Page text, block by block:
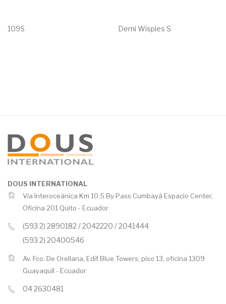
109S Demi Wispies S
DOUS INTERNATIONAL
Vía Interoceánica Km 10.5 By Pass Cumbayá Espacio Center,
Oficina 201 Quito - Ecuador
(593 2) 2890182 / 2042220 / 2041444
(593 2) 20400546
Av. Fco. De Orellana, Edif Blue Towers, piso 13, oficina 1309
Guayaquil - Ecuador
04 2630481